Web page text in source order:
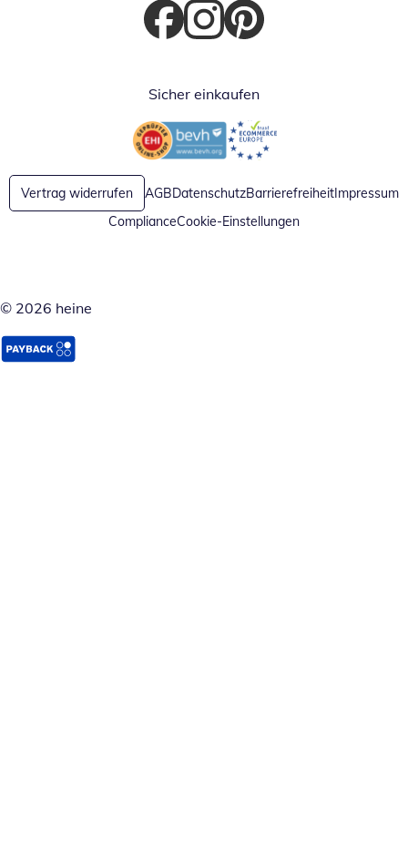
Öffnet in neuem Fenster
Öffnet in neuem Fenster
Öffnet in neuem Fenster
Sicher einkaufen
Öffnet in neuem FensterÖffnet in neuem Fenster
Vertrag widerrufen AGBDatenschutzBarrierefreiheitImpressum
ComplianceCookie-Einstellungen
© 2026 heine